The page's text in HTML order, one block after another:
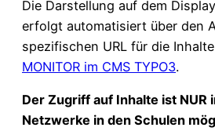
Die Darstellung auf dem
erfolgt automatisiert über den
spezifischen URL für die
MONITOR im CMS TYPO3.
Der Zugriff auf Inhalte ist NUR
Netzwerke in den Schulen